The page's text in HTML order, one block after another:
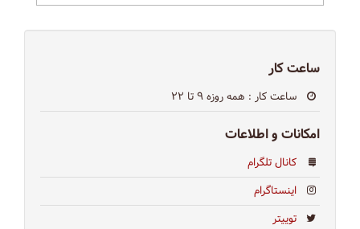
ساعت کار
ساعت کار : همه روزه ۹ تا ۲۲
امکانات و اطلاعات
کانال تلگرام
اینستاگرام
توییتر